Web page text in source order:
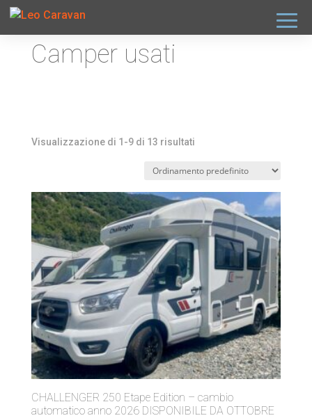
Camper usati
Visualizzazione di 1-9 di 13 risultati
CHALLENGER 250 Etape Edition – cambio
automatico anno 2026 DISPONIBILE DA OTTOBRE